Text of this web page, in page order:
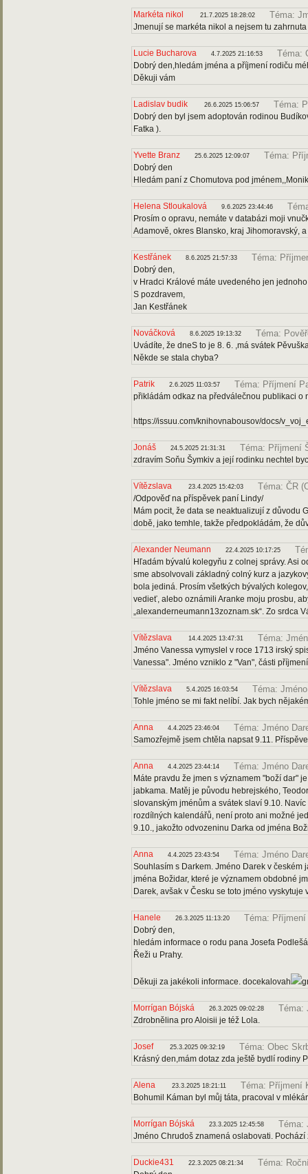
Markéta nikol 21.7.2025 18:28:02 Téma:
Jmenují se markéta nikol a nejsem tu
Lucie Bucharova 4.7.2025 21:16:53 Téma:
Dobrý den,hledám jména a příjmení rodiču
Děkuji vám
Ladislav budik 26.6.2025 15:06:57 Téma:
Dobrý den byl jsem adoptován rodinou
Fatka ).
Yvette Branz 25.6.2025 12:09:07 Téma:
Dobrý den
Hledám paní z Chomutova pod
Helena Stloukalová 9.6.2025 23:44:46
Prosím o opravu, nemáte v databázi moji
Adamově, okres Blansko, kraj Jihomoravský,
Kestřánek 8.6.2025 21:57:33 Téma:
Dobrý den,
v Hradci Králové máte uvedeného jen
S pozdravem,
Jan Kestřánek
Nováčková 8.6.2025 19:13:32 Téma:
Uvádíte, že dneS to je 8. 6. ,má svátek
Někde se stala chyba?
Patrik 2.6.2025 11:03:57 Téma: Příjmení
přikládám odkaz na předválečnou publikaci o
https://issuu.com/knihovnabousov/docs/
Jonáš 24.5.2025 21:31:31 Téma: Příjmení
zdravím Soňu Šymkiv a její rodinku nechtel
Vítězslava 23.4.2025 15:42:03 Téma: ČR
/Odpověď na příspěvek paní Lindy/
Mám pocit, že data se neaktualizují z důvodu
době, jako temhle, takže předpokládám, že
Alexander Neumann 22.4.2025 10:17:25
Hľadám bývalú kolegyňu z colnej správy. Asi
sme absolvovali základný colný kurz a
bola jediná. Prosím všetkých bývalých
vedieť, alebo oznámili Aranke moju prosbu,
„alexanderneumann13zoznam.sk“. Zo srdca
Vítězslava 14.4.2025 13:47:31 Téma:
Jméno Vanessa vymyslel v roce 1713 irský
Vanessa". Jméno vzniklo z "Van", části
Vítězslava 5.4.2025 16:03:54 Téma:
Tohle jméno se mi fakt nelíbí. Jak bych
Anna 4.4.2025 23:46:04 Téma: Jméno
Samozřejmě jsem chtěla napsat 9.11.
Anna 4.4.2025 23:44:14 Téma: Jméno
Máte pravdu že jmen s významem "boží dar"
jabkama. Matěj je původu hebrejského,
slovanským jménům a svátek slaví 9.10.
rozdílných kalendářů, není proto ani možné
9.10., jakožto odvozeninu Darka od jména
Anna 4.4.2025 23:43:54 Téma: Jméno
Souhlasím s Darkem. Jméno Darek v
jména Božidar, které je významem obdobné
Darek, avšak v Česku se toto jméno
Hanele 26.3.2025 11:13:20 Téma: Příjmení
Dobrý den,
hledám informace o rodu pana Josefa
Řeži u Prahy.
Děkuji za jakékoli informace. docekalovah
Morrígan Bójská 26.3.2025 09:02:28 Téma:
Zdrobnělina pro Aloisii je též Lola.
Josef 25.3.2025 09:32:19 Téma: Obec
Krásný den,mám dotaz zda ještě bydlí rodiny
Alena 23.3.2025 18:21:11 Téma: Příjmení
Bohumil Káman byl můj táta, pracoval v
Morrígan Bójská 23.3.2025 12:45:58 Téma:
Jméno Chrudoš znamená oslabovati. Pochází
Duckie431 22.3.2025 08:21:34 Téma: